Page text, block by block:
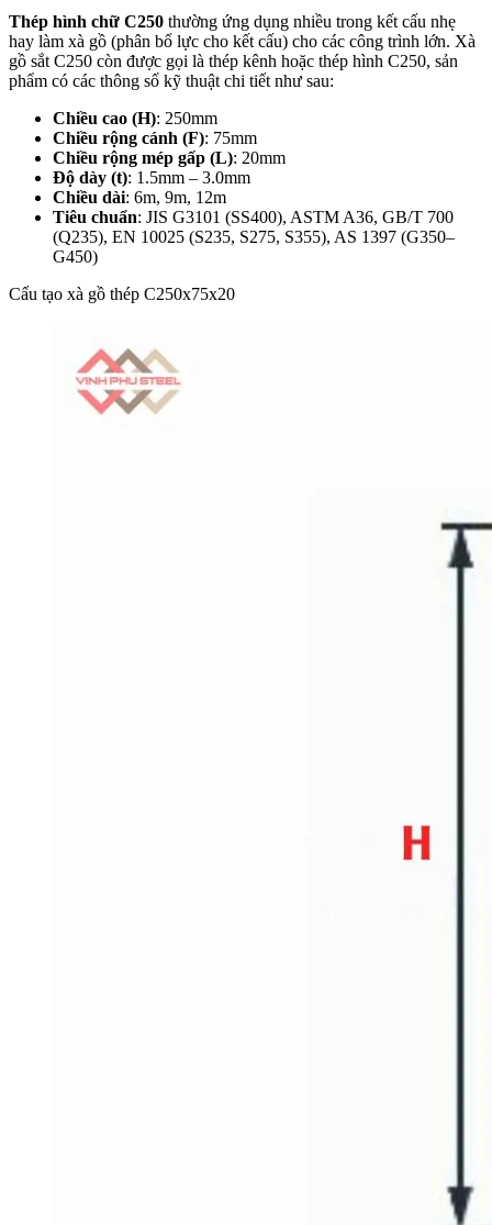
Thép hình chữ C250 thường ứng dụng nhiều trong kết cấu nhẹ
hay làm xà gồ (phân bổ lực cho kết cấu) cho các công trình lớn. Xà
gồ sắt C250 còn được gọi là thép kênh hoặc thép hình C250, sản
phẩm có các thông số kỹ thuật chi tiết như sau:
Chiều cao (H): 250mm
Chiều rộng cánh (F): 75mm
Chiều rộng mép gấp (L): 20mm
Độ dày (t): 1.5mm – 3.0mm
Chiều dài: 6m, 9m, 12m
Tiêu chuẩn: JIS G3101 (SS400), ASTM A36, GB/T 700
(Q235), EN 10025 (S235, S275, S355), AS 1397 (G350–
G450)
Cấu tạo xà gồ thép C250x75x20